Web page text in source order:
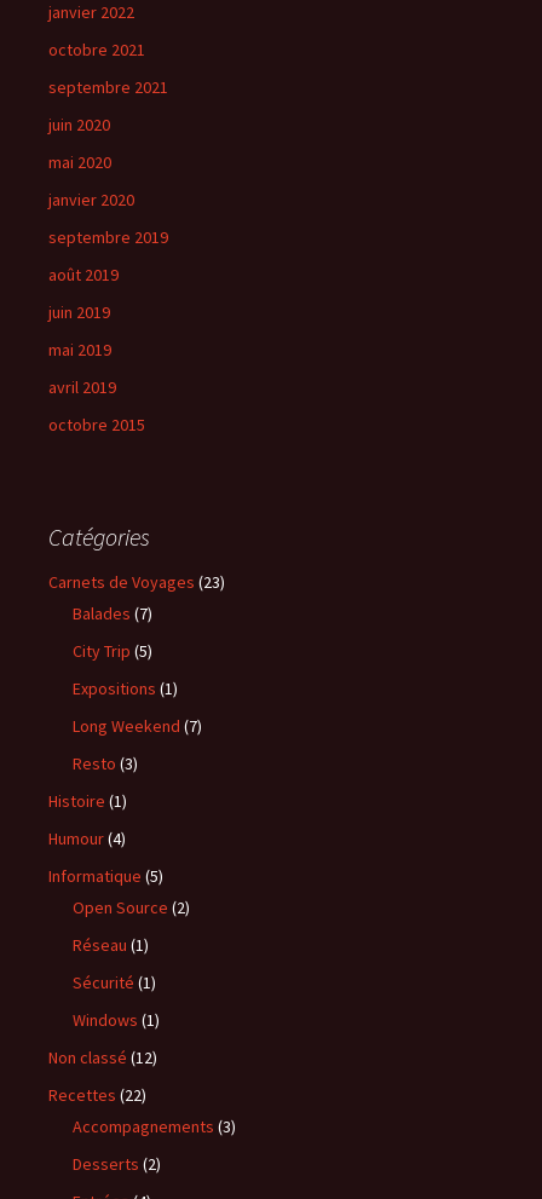
janvier 2022
octobre 2021
septembre 2021
juin 2020
mai 2020
janvier 2020
septembre 2019
août 2019
juin 2019
mai 2019
avril 2019
octobre 2015
Catégories
Carnets de Voyages (23)
Balades (7)
City Trip (5)
Expositions (1)
Long Weekend (7)
Resto (3)
Histoire (1)
Humour(4)
Informatique (5)
Open Source (2)
Réseau (1)
Sécurité (1)
Windows (1)
Non classé (12)
Recettes (22)
Accompagnements (3)
Desserts (2)